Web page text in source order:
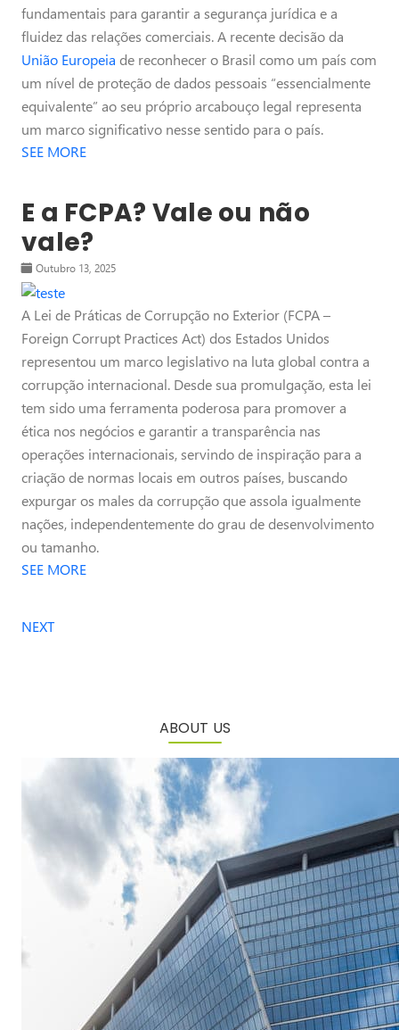
fundamentais para garantir a segurança jurídica e a
fluidez das relações comerciais. A recente decisão da
União Europeia de reconhecer o Brasil como um país com
um nível de proteção de dados pessoais “essencialmente
equivalente” ao seu próprio arcabouço legal representa
um marco significativo nesse sentido para o país.
SEE MORE
E a FCPA? Vale ou não
vale?
Outubro 13, 2025
A Lei de Práticas de Corrupção no Exterior (FCPA –
Foreign Corrupt Practices Act) dos Estados Unidos
representou um marco legislativo na luta global contra a
corrupção internacional. Desde sua promulgação, esta lei
tem sido uma ferramenta poderosa para promover a
ética nos negócios e garantir a transparência nas
operações internacionais, servindo de inspiração para a
criação de normas locais em outros países, buscando
expurgar os males da corrupção que assola igualmente
nações, independentemente do grau de desenvolvimento
ou tamanho.
SEE MORE
NEXT
ABOUT US